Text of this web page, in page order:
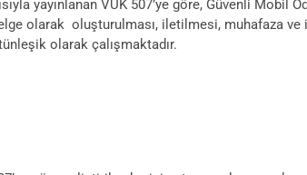
yayınlanan VUK 507’ye göre, Güvenli
olarak oluşturulması, iletilmesi, muhafaza
olarak çalışmaktadır.